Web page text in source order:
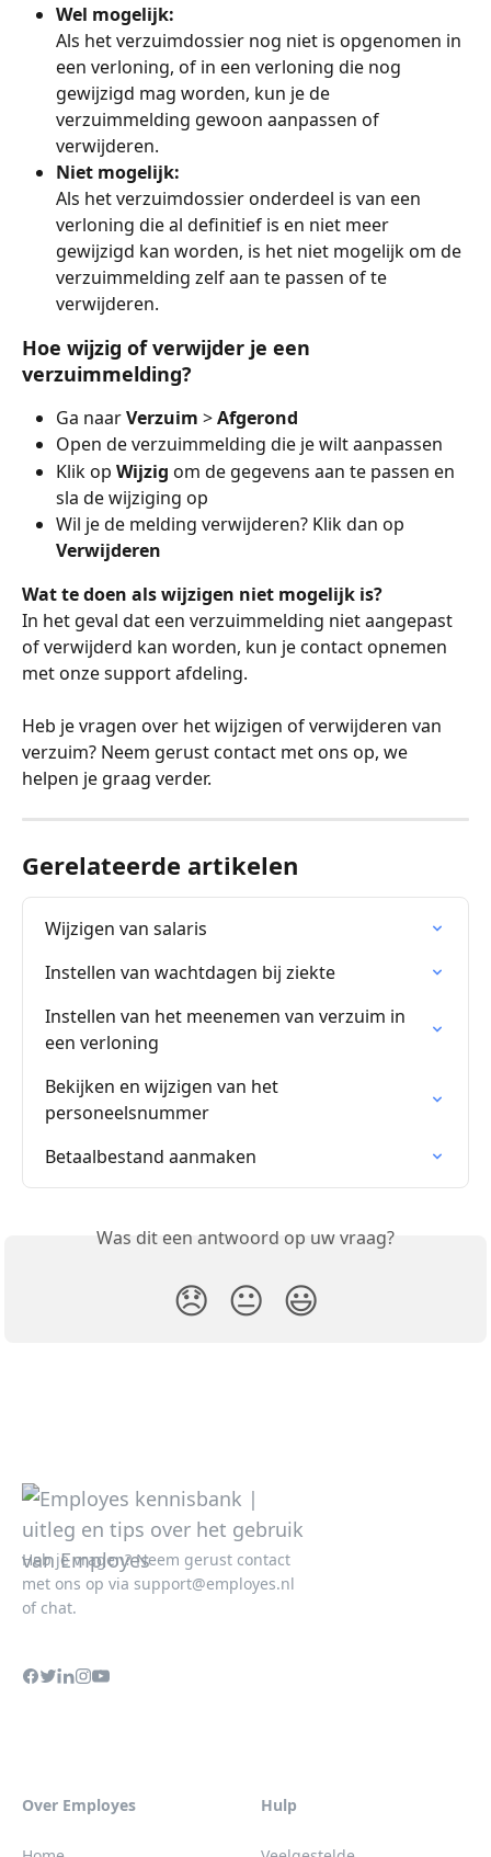
Wel mogelijk:
Als het verzuimdossier nog niet is opgenomen in
een verloning, of in een verloning die nog
gewijzigd mag worden, kun je de
verzuimmelding gewoon aanpassen of
verwijderen.
Niet mogelijk:
Als het verzuimdossier onderdeel is van een
verloning die al definitief is en niet meer
gewijzigd kan worden, is het niet mogelijk om de
verzuimmelding zelf aan te passen of te
verwijderen.
Hoe wijzig of verwijder je een
verzuimmelding?
Ga naar Verzuim > Afgerond
Open de verzuimmelding die je wilt aanpassen
Klik op Wijzig om de gegevens aan te passen en
sla de wijziging op
Wil je de melding verwijderen? Klik dan op
Verwijderen
Wat te doen als wijzigen niet mogelijk is?
In het geval dat een verzuimmelding niet aangepast
of verwijderd kan worden, kun je contact opnemen
met onze support afdeling.
Heb je vragen over het wijzigen of verwijderen van
verzuim? Neem gerust contact met ons op, we
helpen je graag verder.
Gerelateerde artikelen
Wijzigen van salaris
Instellen van wachtdagen bij ziekte
Instellen van het meenemen van verzuim in
een verloning
Bekijken en wijzigen van het
personeelsnummer
Betaalbestand aanmaken
Was dit een antwoord op uw vraag?
😞 😐 😃
Heb je vragen? Neem gerust contact
met ons op via support@employes.nl
of chat.
Over Employes Hulp